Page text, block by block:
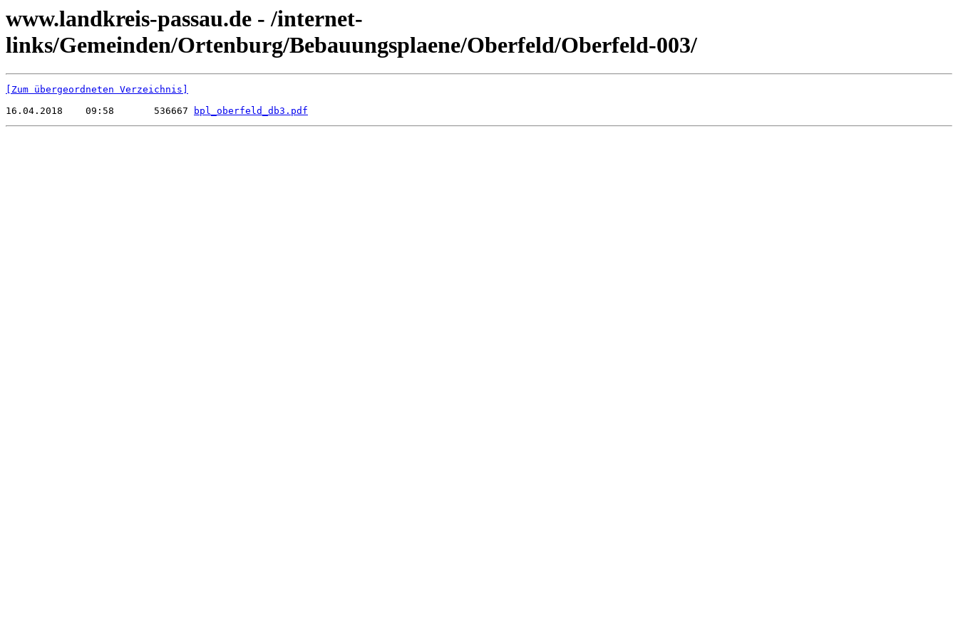
www.landkreis-passau.de - /internet-
links/Gemeinden/Ortenburg/Bebauungsplaene/Oberfeld/Oberfeld-003/
[Zum übergeordneten Verzeichnis]
16.04.2018    09:58       536667
bpl_oberfeld_db3.pdf